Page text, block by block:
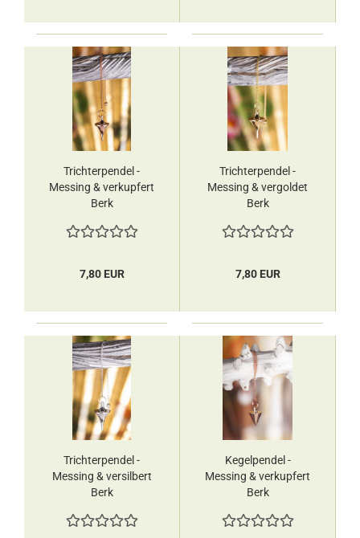
Trichterpendel -
Messing & verkupfert
Berk
7,80 EUR
Trichterpendel -
Messing & vergoldet
Berk
7,80 EUR
Trichterpendel -
Messing & versilbert
Berk
Kegelpendel -
Messing & verkupfert
Berk